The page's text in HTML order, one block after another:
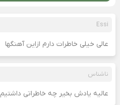
Essi
عالی خیلی خاطرات دارم ازاین آهنگها
ناشناس
عالیه یادش بخیر چه خاطراتی داشتیم